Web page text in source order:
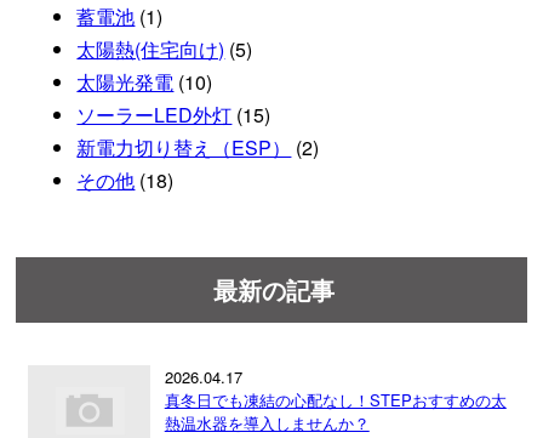
蓄電池 (1)
太陽熱(住宅向け) (5)
太陽光発電 (10)
ソーラーLED外灯 (15)
新電力切り替え（ESP）
(2)
その他 (18)
最新の記事
2026.04.17
真冬日でも凍結の心配なし！STEPおすすめの太
熱温水器を導入しませんか？